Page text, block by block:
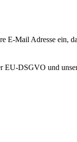
E-Mail Adresse ein,
EU-DSGVO und